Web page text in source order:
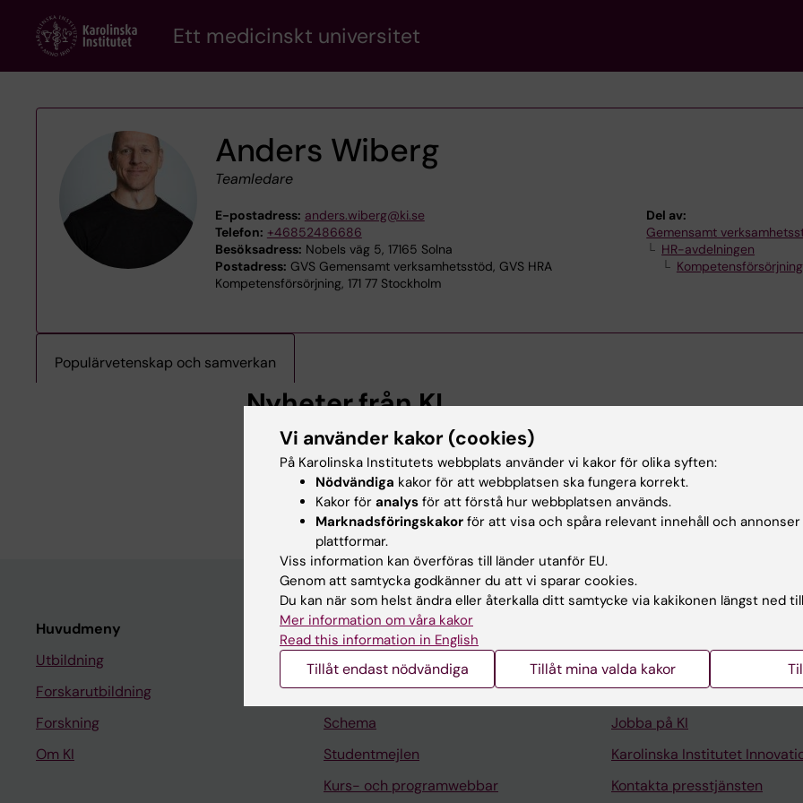
content
Ett medicinskt universitet
Anders Wiberg
Teamledare
E-postadress: anders.wiberg@ki.se
Telefon: +46852486686
Besöksadress: Nobels väg 5, 17165 Solna
Postadress: GVS Gemensamt verksamhetsstöd, GVS HRA
Kompetensförsörjning, 171 77 Stockholm
Del av:
Gemensamt
HR-avdelningen
Kompetensförsörjning
Populärvetenskap och samverkan
Nyheter från KI
Träna med KI:s hälsohubb i höst
2025-09-03 13:29
Gymmen är storstädade och schemat uppdaterat med nya klasser.
hösten hos KI:s hälsohubb!
Huvudmeny
Utbildning
Forskarutbildning
Forskning
Om KI
Student
Ladok
Canvas
Schema
Studentmejlen
Kurs- och programwebbar
Universitetsbiblioteket
Stöd forskning och utbildning
Jobba på KI
Karolinska Institutet
Kontakta presstjänsten
Vi använder kakor (cookies)
På Karolinska Institutets webbplats använder vi kakor för olika syften:
Nödvändiga kakor för att webbplatsen ska fungera korrekt.
Kakor för analys för att förstå hur webbplatsen används.
Marknadsföringskakor för att visa och spåra relevant innehåll och
plattformar.
Viss information kan överföras till länder utanför EU.
Genom att samtycka godkänner du att vi sparar cookies.
Du kan när som helst ändra eller återkalla ditt samtycke via kakikonen längst ned
Mer information om våra kakor
Read this information in English
Tillåt endast nödvändiga Tillåt mina valda kakor